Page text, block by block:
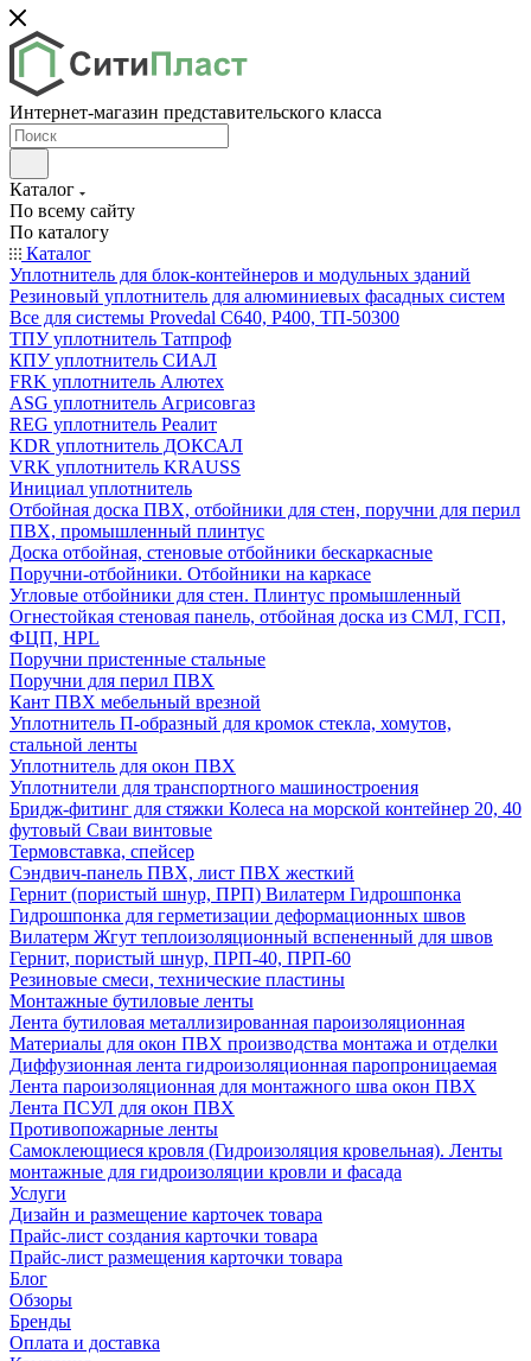
Интернет-магазин представительского класса
Каталог
По всему сайту
По каталогу
Каталог
Уплотнитель для блок-контейнеров и модульных зданий
Резиновый уплотнитель для алюминиевых фасадных систем
Все для системы Provedal С640, Р400, ТП-50300
ТПУ уплотнитель Татпроф
КПУ уплотнитель СИАЛ
FRK уплотнитель Алютех
ASG уплотнитель Агрисовгаз
REG уплотнитель Реалит
KDR уплотнитель ДОКСАЛ
VRK уплотнитель KRAUSS
Инициал уплотнитель
Отбойная доска ПВХ, отбойники для стен, поручни для перил
ПВХ, промышленный плинтус
Доска отбойная, стеновые отбойники бескаркасные
Поручни-отбойники. Отбойники на каркасе
Угловые отбойники для стен. Плинтус промышленный
Огнестойкая стеновая панель, отбойная доска из СМЛ, ГСП,
ФЦП, HPL
Поручни пристенные стальные
Поручни для перил ПВХ
Кант ПВХ мебельный врезной
Уплотнитель П-образный для кромок стекла, хомутов,
стальной ленты
Уплотнитель для окон ПВХ
Уплотнители для транспортного машиностроения
Бридж-фитинг для стяжки Колеса на морской контейнер 20, 40
футовый Сваи винтовые
Термовставка, спейсер
Сэндвич-панель ПВХ, лист ПВХ жесткий
Гернит (пористый шнур, ПРП) Вилатерм Гидрошпонка
Гидрошпонка для герметизации деформационных швов
Вилатерм Жгут теплоизоляционный вспененный для швов
Гернит, пористый шнур, ПРП-40, ПРП-60
Резиновые смеси, технические пластины
Монтажные бутиловые ленты
Лента бутиловая металлизированная пароизоляционная
Материалы для окон ПВХ производства монтажа и отделки
Диффузионная лента гидроизоляционная паропроницаемая
Лента пароизоляционная для монтажного шва окон ПВХ
Лента ПСУЛ для окон ПВХ
Противопожарные ленты
Самоклеющиеся кровля (Гидроизоляция кровельная). Ленты
монтажные для гидроизоляции кровли и фасада
Услуги
Дизайн и размещение карточек товара
Прайс-лист создания карточки товара
Прайс-лист размещения карточки товара
Блог
Обзоры
Бренды
Оплата и доставка